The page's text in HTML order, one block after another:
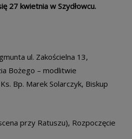
27 kwietnia w Szydłowcu.
ul. Zakościelna 13,
Bożego – modlitwie
Bp. Marek Solarczyk, Biskup
przy Ratuszu), Rozpoczęcie